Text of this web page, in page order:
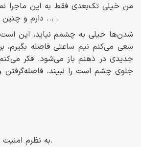
من خیلی تک‌بعدی فقط به این ماجرا
دارم و چنین حس‌و‌حالی را تجربه می‌کنم، به فعالیت‌های دیگری هم می‌پردازم؛ شغلم، ورزش و ... .
سعی می‌کنم نیم ساعتی فاصله بگیرم،
جدیدی در ذهنم باز می‌شود. فکر
جلوی چشم است را نبیند. فاصله‌گرفتن
به نظرم امنیت سایبری، هرچند کند، اما دارد مسیرش را پیدا می‌کند، جا می‌افتد و خوب می‌شود.